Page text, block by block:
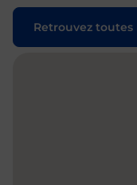
Retrouvez